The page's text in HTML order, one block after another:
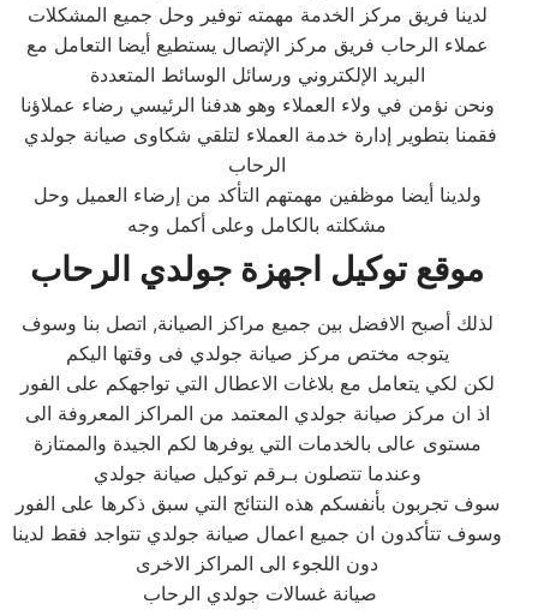
لدينا فريق مركز الخدمة مهمته توفير وحل جميع المشكلات
عملاء الرحاب فريق مركز الإتصال يستطيع أيضا التعامل مع
البريد الإلكتروني ورسائل الوسائط المتعددة
ونحن نؤمن في ولاء العملاء وهو هدفنا الرئيسي رضاء عملاؤنا
الرحاب
ولدينا أيضا موظفين مهمتهم التأكد من إرضاء العميل وحل
مشكلته بالكامل وعلى أكمل وجه
موقع توكيل اجهزة جولدي الرحاب
لذلك أصبح الافضل بين جميع مراكز الصيانة, اتصل بنا وسوف
يتوجه مختص مركز صيانة جولدي فى وقتها اليكم
لكن لكي يتعامل مع بلاغات الاعطال التي تواجهكم على الفور
اذ ان مركز صيانة جولدي المعتمد من المراكز المعروفة الى
مستوى عالى بالخدمات التي يوفرها لكم الجيدة والممتازة
وعندما تتصلون بـرقم توكيل صيانة جولدي
سوف تجربون بأنفسكم هذه النتائج التي سبق ذكرها على الفور
وسوف تتأكدون ان جميع اعمال صيانة جولدي تتواجد فقط لدينا
دون اللجوء الى المراكز الاخرى
صيانة غسالات جولدي الرحاب